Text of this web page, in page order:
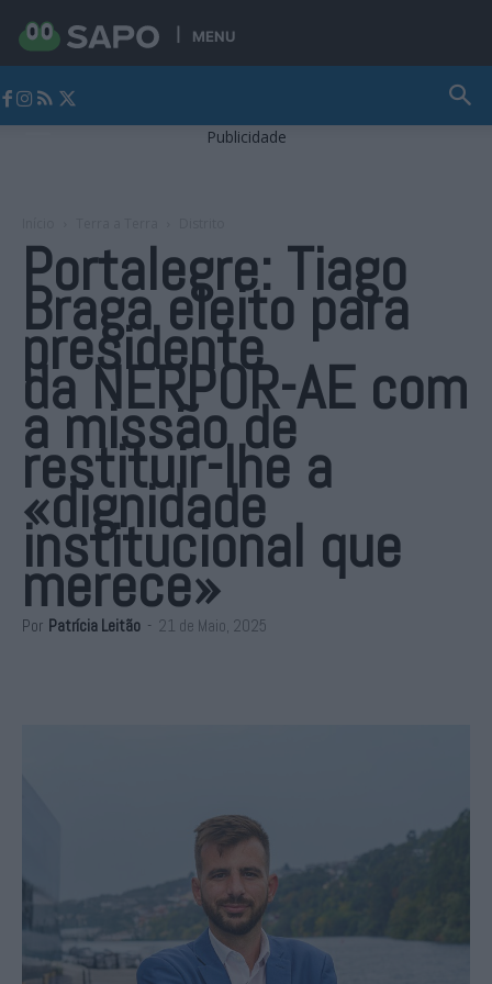
MENU
Publicidade
Portalegre: Tiago
Braga eleito para
presidente
da NERPOR-AE com
a missão de
restituir-lhe a
«dignidade
institucional que
merece»
Por Patrícia Leitão - 21 de Maio, 2025